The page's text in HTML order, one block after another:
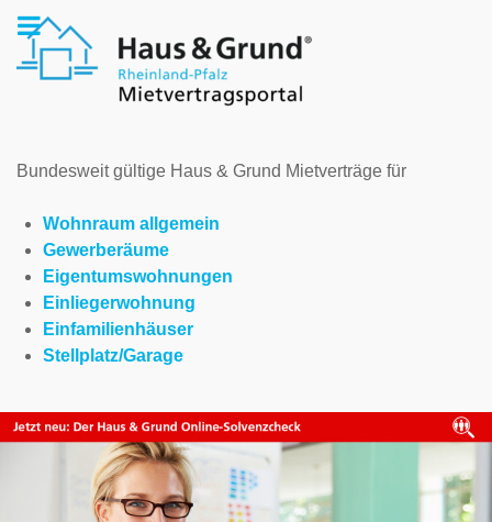
Bundesweit gültige Haus & Grund Mietverträge für
Wohnraum allgemein
Gewerberäume
Eigentumswohnungen
Einliegerwohnung
Einfamilienhäuser
Stellplatz/Garage